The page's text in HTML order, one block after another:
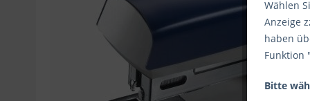
Wählen
Anzeige
haben
Funktion
Bitte